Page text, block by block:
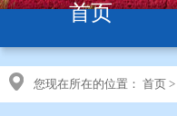
首页
您现在所在的位置： 首页 >